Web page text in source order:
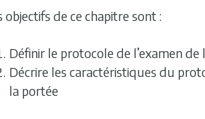
objectifs de ce chapitre sont :
Définir le protocole de l’examen de
Décrire les caractéristiques du
la portée